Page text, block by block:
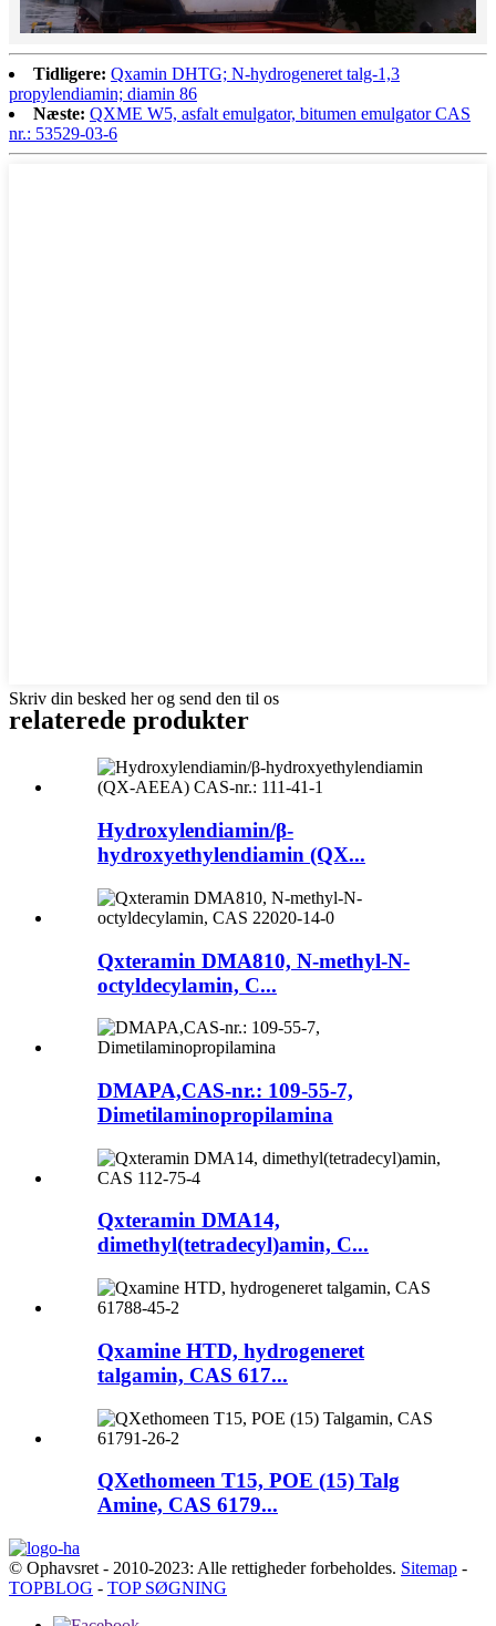
Tidligere: Qxamin DHTG; N-hydrogeneret talg-1,3
propylendiamin; diamin 86
Næste: QXME W5, asfalt emulgator, bitumen emulgator CAS
nr.: 53529-03-6
Skriv din besked her og send den til os
relaterede produkter
Hydroxylendiamin/β-
hydroxyethylendiamin (QX...
Qxteramin DMA810, N-methyl-N-
octyldecylamin, C...
DMAPA,CAS-nr.: 109-55-7,
Dimetilaminopropilamina
Qxteramin DMA14,
dimethyl(tetradecyl)amin, C...
Qxamine HTD, hydrogeneret
talgamin, CAS 617...
QXethomeen T15, POE (15) Talg
Amine, CAS 6179...
© Ophavsret - 2010-2023: Alle rettigheder forbeholdes. Sitemap -
TOPBLOG - TOP SØGNING